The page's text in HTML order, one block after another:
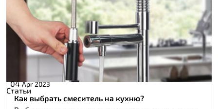
04 Apr 2023
Статьи
Как выбрать смеситель на кухню?